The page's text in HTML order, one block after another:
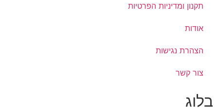
תקנון ומדיניות הפרטיות
אודות
הצהרת נגישות
צור קשר
בלוג